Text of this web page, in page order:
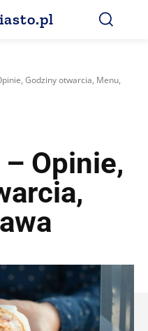
Godziny otwarcia, Menu,
Opinie,